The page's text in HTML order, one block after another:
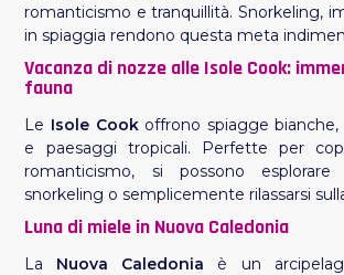
romanticismo e tranquillità. Snorkeling,
in spiaggia rendono questa meta
Vacanza di nozze alle Isole Cook:
fauna
Le Isole Cookoffrono spiagge bianche,
e paesaggi tropicali. Perfette per
romanticismo, si possono
snorkeling o semplicemente rilassarsi
Luna di miele in Nuova Caledonia
La Nuova Caledonia è un